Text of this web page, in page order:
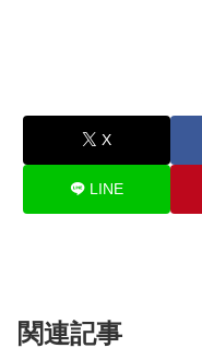
X
LINE
関連記事